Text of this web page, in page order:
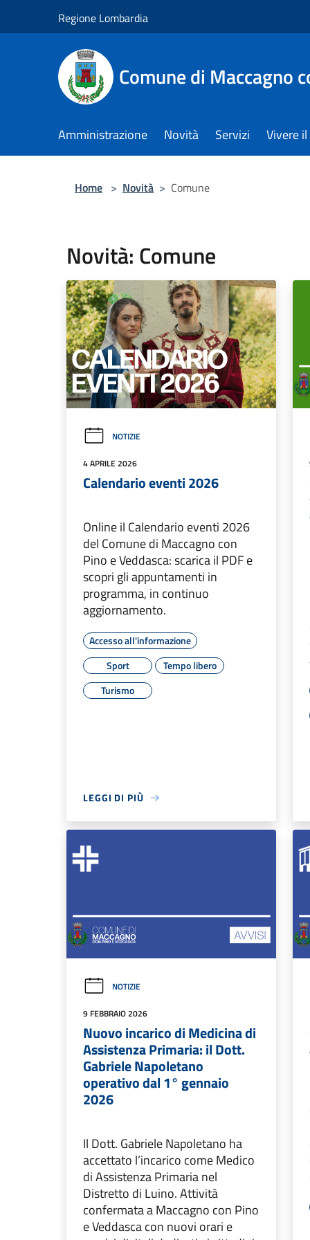
Regione Lombardia
Comune di Maccagno
Amministrazione Novità Servizi Vivere
Home > Novità > Comune
Novità: Comune
NOTIZIE
4 APRILE 2026
Calendario eventi 2026
Online il Calendario eventi 2026
del Comune di Maccagno con
Pino e Veddasca: scarica il PDF e
scopri gli appuntamenti in
programma, in continuo
aggiornamento.
Accesso all'informazione
Sport
Tempo libero
Turismo
LEGGI DI PIÙ
NOTIZIE
9 FEBBRAIO 2026
Nuovo incarico di Medicina di
Assistenza Primaria: il Dott.
Gabriele Napoletano
operativo dal 1° gennaio
2026
Il Dott. Gabriele Napoletano ha
accettato l’incarico come Medico
di Assistenza Primaria nel
Distretto di Luino. Attività
confermata a Maccagno con Pino
e Veddasca con nuovi orari e